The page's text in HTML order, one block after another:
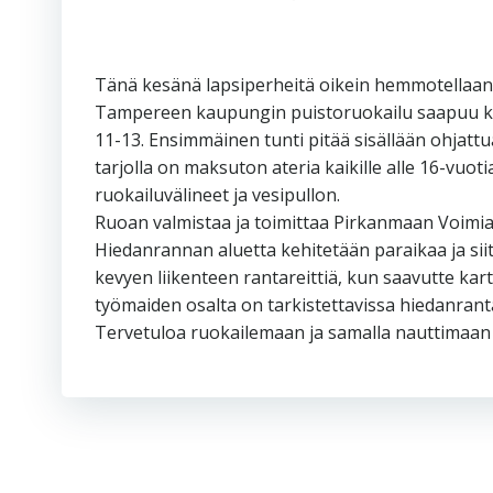
Tänä kesänä lapsiperheitä oikein
Tampereen kaupungin puistoruokailu saapuu
11-13. Ensimmäinen tunti pitää sisällään
tarjolla on maksuton ateria kaikille alle 16-
ruokailuvälineet ja vesipullon.
Ruoan valmistaa ja toimittaa Pirkanmaan
Hiedanrannan aluetta kehitetään paraikaa ja
kevyen liikenteen rantareittiä, kun saavutte
työmaiden osalta on tarkistettavissa
Tervetuloa ruokailemaan ja samalla